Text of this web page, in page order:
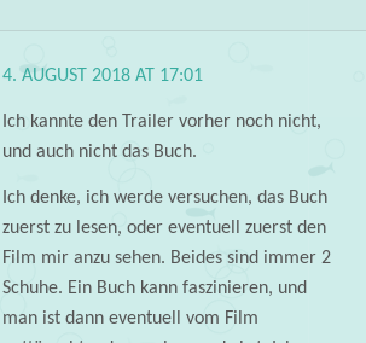
4. AUGUST 2018 AT 17:01
Ich kannte den Trailer vorher noch nicht,
und auch nicht das Buch.
Ich denke, ich werde versuchen, das Buch
zuerst zu lesen, oder eventuell zuerst den
Film mir anzu sehen. Beides sind immer 2
Schuhe. Ein Buch kann faszinieren, und
man ist dann eventuell vom Film